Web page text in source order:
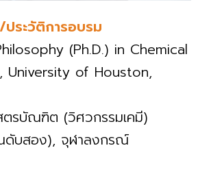
ระวัติการอบรม
(Ph.D.) in Chemical
University of Houston,
ตรบัณฑิต (วิศวกรรมเคมี)
ดับสอง), จุฬาลงกรณ์